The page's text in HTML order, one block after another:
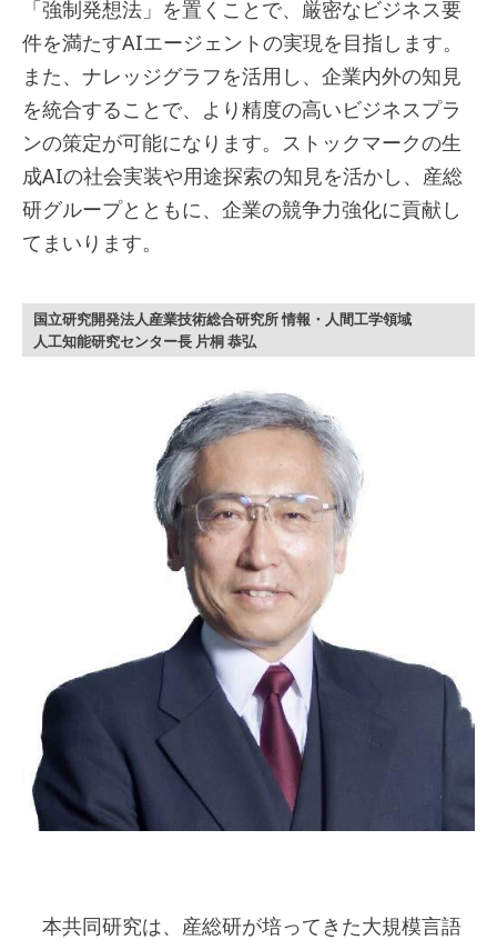
「強制発想法」を置くことで、厳密なビジネス要
件を満たすAIエージェントの実現を目指します。
また、ナレッジグラフを活用し、企業内外の知見
を統合することで、より精度の高いビジネスプラ
ンの策定が可能になります。ストックマークの生
成AIの社会実装や用途探索の知見を活かし、産総
研グループとともに、企業の競争力強化に貢献し
てまいります。
国立研究開発法人産業技術総合研究所 情報・人間工学領域
人工知能研究センター長 片桐 恭弘
本共同研究は、産総研が培ってきた大規模言語